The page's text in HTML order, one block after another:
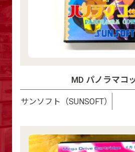
MD パノラマコ
サンソフト（SUNSOFT）